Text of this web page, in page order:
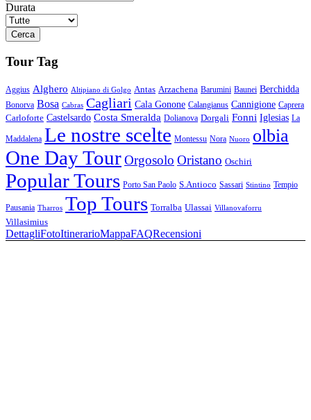
Durata
Tour Tag
Aggius Alghero Altipiano di Golgo Antas Arzachena Barumini Baunei Berchidda
Bonorva Bosa Cabras Cagliari Cala Gonone Calangianus Cannigione Caprera
Carloforte Castelsardo Costa Smeralda Dolianova Dorgali Fonni Iglesias La
Maddalena Le nostre scelte Montessu Nora Nuoro olbia
One Day TourOrgosolo Oristano Oschiri
Popular Tours Porto San Paolo S.Antioco Sassari Stintino Tempio
Pausania Tharros Top Tours Torralba Ulassai Villanovaforru
Villasimius
DettagliFotoItinerarioMappaFAQRecensioni